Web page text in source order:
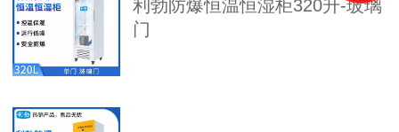
利勃防爆恒温恒湿柜320升-玻璃
门